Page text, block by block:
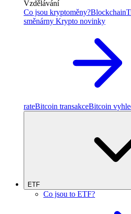
Vzdělávání
Co jsou kryptoměny?Blockchain
směnárny Krypto novinky
rateBitcoin transakceBitcoin
ETF
Co jsou to ETF?